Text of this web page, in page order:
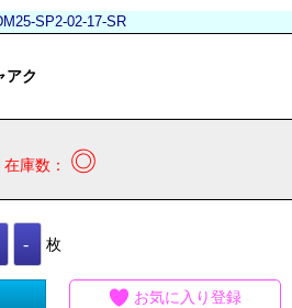
SP2-02-17-SR
アク
在庫数： ◎
枚
お気に入り登録